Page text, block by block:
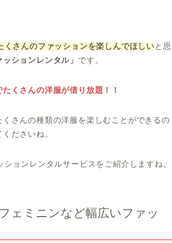
くさんのファッションを楽しんでほしいと思
ッションレンタル」 です。
たくさんの洋服が借り放題！！
さんの種類の洋服を楽しむことができるの
ださいね。
ョンレンタルサービスをご紹介しますね。
ェミニンなど幅広いファッ